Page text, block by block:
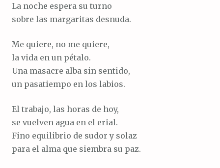
La noche espera su turno
sobre las margaritas desnuda.
Me quiere, no me quiere,
la vida en un pétalo.
Una masacre alba sin sentido,
un pasatiempo en los labios.
El trabajo, las horas de hoy,
se vuelven agua en el erial.
Fino equilibrio de sudor y solaz
para el alma que siembra su paz.